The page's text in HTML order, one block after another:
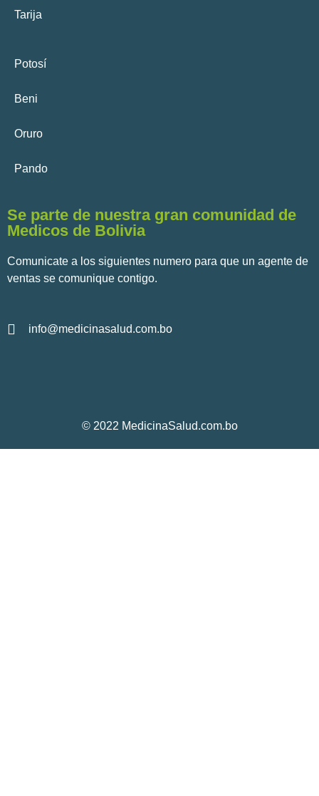
Tarija
Potosí
Beni
Oruro
Pando
Se parte de nuestra gran comunidad de
Medicos de Bolivia
Comunicate a los siguientes numero para que un agente de
ventas se comunique contigo.
info@medicinasalud.com.bo
© 2022 MedicinaSalud.com.bo